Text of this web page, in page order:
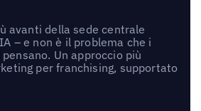
avanti della sede centrale
– e non è il problema che i
Un approccio più
per franchising, supportato